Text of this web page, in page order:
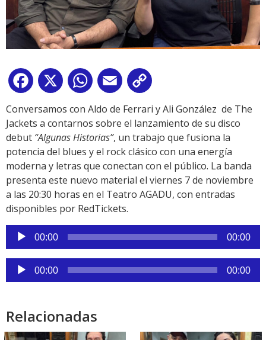
Facebook
X WhatsApp
Email
Link
Conversamos con Aldo de Ferrari y Ali González de The
Jackets a contarnos sobre el lanzamiento de su disco
debut “Algunas Historias”, un trabajo que fusiona la
potencia del blues y el rock clásico con una energía
moderna y letras que conectan con el público. La banda
presenta este nuevo material el viernes 7 de noviembre
a las 20:30 horas en el Teatro AGADU, con entradas
disponibles por RedTickets.
Reproductor
de
audio
00:00 00:00
Reproductor
de
00:00 00:00
Relacionadas